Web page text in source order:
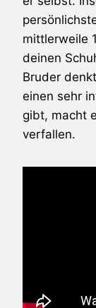
mittlerweile
deinen
Bruder
einen sehr
gibt, macht
verfallen.